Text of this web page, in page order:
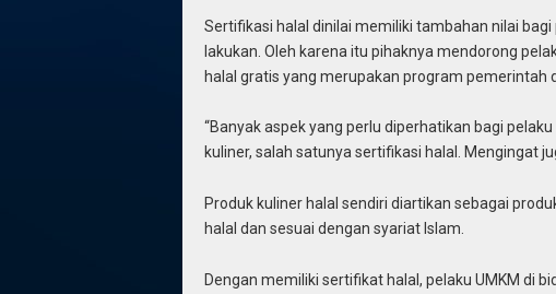
Sertifikasi halal dinilai memiliki tambahan nilai
lakukan. Oleh karena itu pihaknya mendorong
halal gratis yang merupakan program pemerintah
“Banyak aspek yang perlu diperhatikan bagi
kuliner, salah satunya sertifikasi halal. Mengingat
Produk kuliner halal sendiri diartikan sebagai
halal dan sesuai dengan syariat Islam.
Dengan memiliki sertifikat halal, pelaku UMKM di